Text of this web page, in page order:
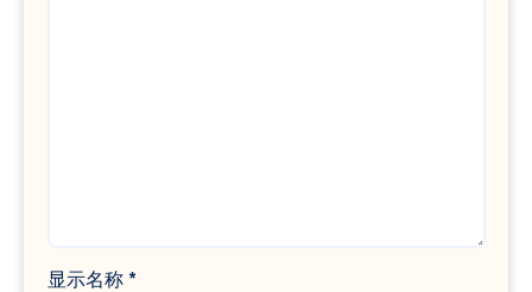
显示名称 *